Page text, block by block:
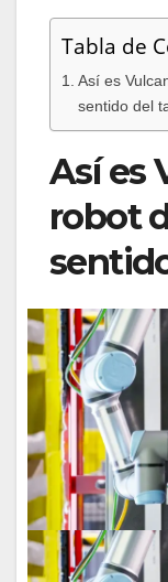
Tabla de
Así es
sentido del
Así es
robot